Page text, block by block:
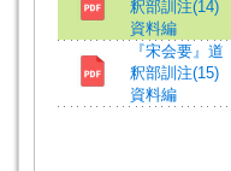
釈部訓注(14)
資料編
『宋会要』道
釈部訓注(15)
資料編